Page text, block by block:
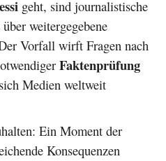
geht, sind journalistische
weitergegebene
Vorfall wirft Fragen nach
Faktenprüfung
Medien weltweit
Ein Moment der
Konsequenzen